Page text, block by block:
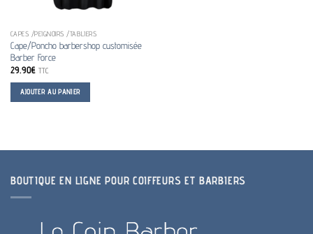
CAPES /PEIGNOIRS /TABLIERS
Cape/Poncho barbershop customisée
Barber Force
29.90€ TTC
AJOUTER AU PANIER
BOUTIQUE EN LIGNE POUR COIFFEURS ET BARBIERS